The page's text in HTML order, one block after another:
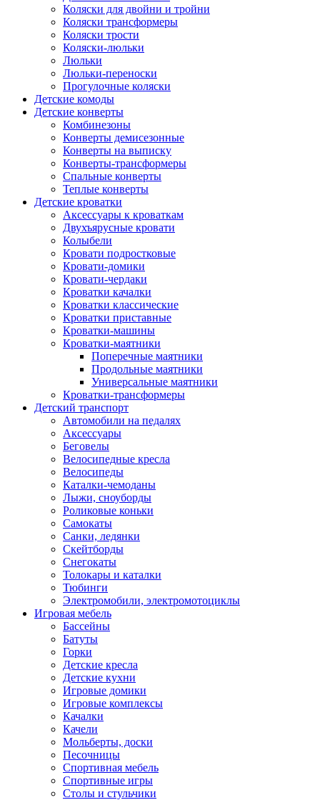
Коляски для двойни и тройни
Коляски трансформеры
Коляски трости
Коляски-люльки
Люльки
Люльки-переноски
Прогулочные коляски
Детские комоды
Детские конверты
Комбинезоны
Конверты демисезонные
Конверты на выписку
Конверты-трансформеры
Спальные конверты
Теплые конверты
Детские кроватки
Аксессуары к кроваткам
Двухъярусные кровати
Колыбели
Кровати подростковые
Кровати-домики
Кровати-чердаки
Кроватки качалки
Кроватки классические
Кроватки приставные
Кроватки-машины
Кроватки-маятники
Поперечные маятники
Продольные маятники
Универсальные маятники
Кроватки-трансформеры
Детский транспорт
Автомобили на педалях
Аксессуары
Беговелы
Велосипедные кресла
Велосипеды
Каталки-чемоданы
Лыжи, сноуборды
Роликовые коньки
Самокаты
Санки, ледянки
Скейтборды
Снегокаты
Толокары и каталки
Тюбинги
Электромобили, электромотоциклы
Игровая мебель
Бассейны
Батуты
Горки
Детские кресла
Детские кухни
Игровые домики
Игровые комплексы
Качалки
Качели
Мольберты, доски
Песочницы
Спортивная мебель
Спортивные игры
Столы и стульчики